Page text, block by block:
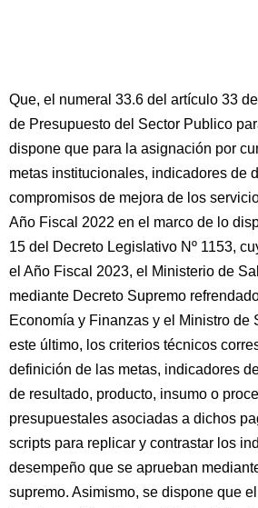
Que, el numeral 33.6 del artículo 33
de Presupuesto del Sector Publico
dispone que para la asignación por
metas institucionales, indicadores de
compromisos de mejora de los
Año Fiscal 2022 en el marco de lo
15 del Decreto Legislativo Nº 1153,
el Año Fiscal 2023, el Ministerio de
mediante Decreto Supremo
Economía y Finanzas y el Ministro de
este último, los criterios técnicos
definición de las metas, indicadores
de resultado, producto, insumo o
presupuestales asociadas a dichos
scripts para replicar y contrastar los
desempeño que se aprueban
supremo. Asimismo, se dispone que